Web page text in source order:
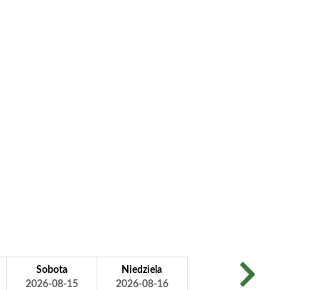
Sobota
2026-08-15
Niedziela
2026-08-16